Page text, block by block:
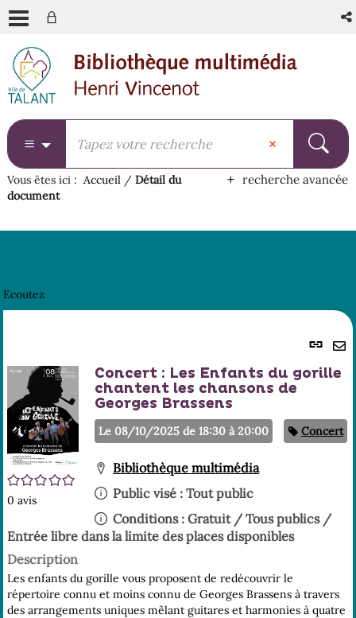
menu
contenu
recherche
recherche avancée
Vous êtes ici : Accueil / Détail du
document
Ecoutez
/5
0 avis
Concert : Les Enfants du gorille
chantent les chansons de
Georges Brassens
Le 08/10/2025 de 18:30 à 20:00 Catégorie
Concert
Bibliothèque multimédia
Public visé :Tout public
Conditions :Gratuit / Tous publics /
Entrée libre dans la limite des places disponibles
Description
Les enfants du gorille vous proposent de redécouvrir le
répertoire connu et moins connu de Georges Brassens à travers
des arrangements uniques mêlant guitares et harmonies à quatre